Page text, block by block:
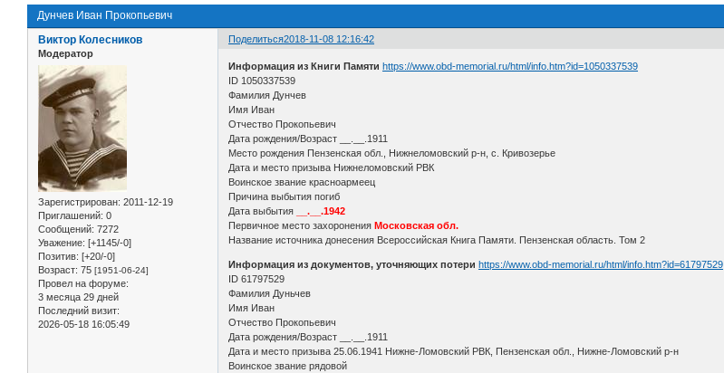
Дунчев Иван Прокопьевич
Поделиться2018-11-08 12:16:42
Виктор Колесников
Модератор
Зарегистрирован: 2011-12-19
Приглашений: 0
Сообщений: 7272
Уважение: [+1145/-0]
Позитив: [+20/-0]
Возраст: 75 [1951-06-24]
Провел на форуме:
3 месяца 29 дней
Последний визит:
2026-05-18 16:05:49
Информация из Книги Памяти https://www.obd-memorial.ru/html/info.htm?id=1050337539
ID 1050337539
Фамилия Дунчев
Имя Иван
Отчество Прокопьевич
Дата рождения/Возраст __.__.1911
Место рождения Пензенская обл., Нижнеломовский р-н, с. Кривозерье
Дата и место призыва Нижнеломовский РВК
Воинское звание красноармеец
Причина выбытия погиб
Дата выбытия
__.__.1942
Первичное место захоронения Московская обл.
Название источника донесения Всероссийская Книга Памяти. Пензенская область. Том 2
Информация из документов, уточняющих потери https://www.obd-memorial.ru/html/info.htm?id=61797529
ID 61797529
Фамилия Дуньчев
Имя Иван
Отчество Прокопьевич
Дата рождения/Возраст __.__.1911
Дата и место призыва 25.06.1941 Нижне-Ломовский РВК, Пензенская обл., Нижне-Ломовский р-н
Воинское звание рядовой